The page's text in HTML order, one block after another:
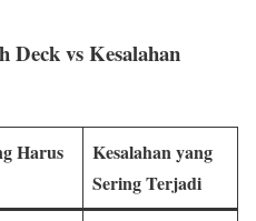
Deck vs Kesalahan
Harus
Kesalahan yang
Sering Terjadi